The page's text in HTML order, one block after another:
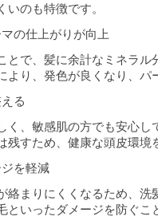
いのも特徴です。
の仕上がりが向上
とで、髪に余計なミネラ
より、発色が良くなり、パ
る
く、敏感肌の方でも安心
残すため、健康な頭皮環境
を軽減
絡まりにくくなるため、
といったダメージを防ぐこ